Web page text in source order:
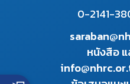
0-2141-
หนังสือ